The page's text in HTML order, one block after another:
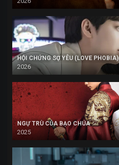
HỘI CHỨNG SỢ YÊU (LOVE PHOBIA)
2026
NGỰ TRÙ CỦA BẠO CHÚA
2025